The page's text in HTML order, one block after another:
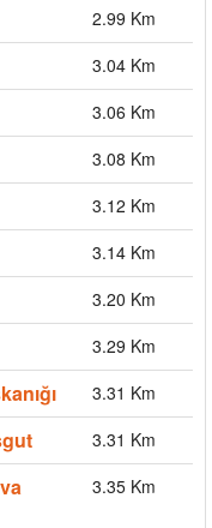
2.99 Km
3.04 Km
3.06 Km
3.08 Km
3.12 Km
3.14 Km
3.20 Km
3.29 Km
3.31 Km
3.31 Km
3.35 Km